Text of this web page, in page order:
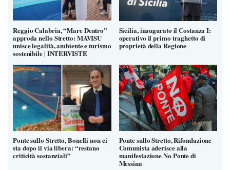
Reggio Calabria, “Mare Dentro”
approda nello Stretto: MAVISU
unisce legalità, ambiente e turismo
sostenibile | INTERVISTE
Sicilia, inaugurato il Costanza I:
operativo il primo traghetto di
proprietà della Regione
Ponte sullo Stretto, Bonelli non ci
sta dopo il via libera: “restano
criticità sostanziali”
Ponte sullo Stretto, Rifondazione
Comunista aderisce alla
manifestazione No Ponte di
Messina